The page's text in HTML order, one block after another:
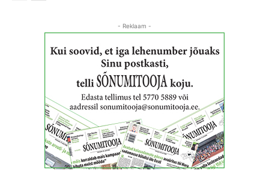
- Reklaam -